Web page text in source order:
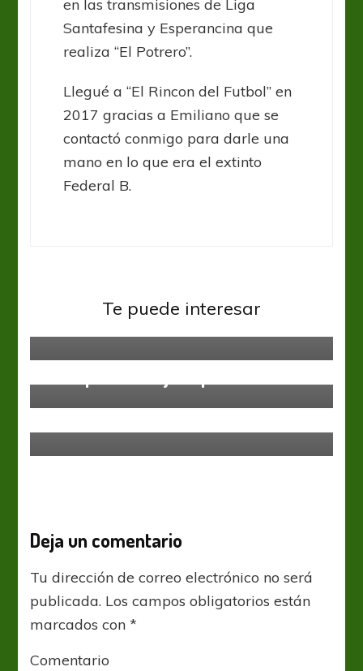
en las transmisiones de Liga
Santafesina y Esperancina que
realiza “El Potrero”.
Llegué a “El Rincon del Futbol” en
2017 gracias a Emiliano que se
contactó conmigo para darle una
mano en lo que era el extinto
Federal B.
Te puede interesar
Siete de mala suerte
Deja un comentario
Tu dirección de correo electrónico no será
publicada. Los campos obligatorios están
marcados con*
Comentario